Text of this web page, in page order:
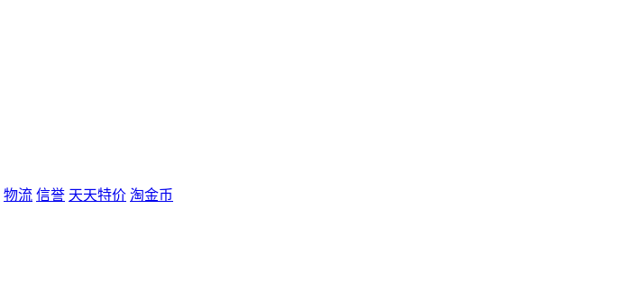
物流 信誉 天天特价 淘金币